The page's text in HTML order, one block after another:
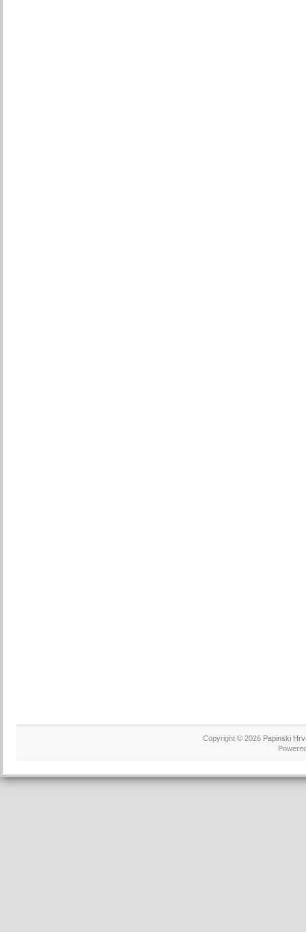
Copyright © 2026 Papinski